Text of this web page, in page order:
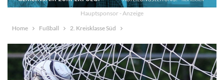
Hauptsponsor - Anzeige
Home
Fußball 2. Kreisklasse Süd